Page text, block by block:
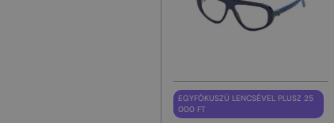
EGYFÓKUSZÚ LENCSÉVEL PLUSZ 25
000 FT